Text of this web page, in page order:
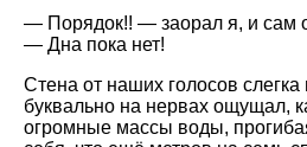
— Порядок!! — заорал я, и сам
— Дна пока нет!
Стена от наших голосов
буквально на нервах ощущал,
огромные массы воды,